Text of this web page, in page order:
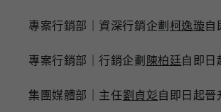
專案行銷部｜資深行銷企劃 柯逸璇自
專案行銷部｜行銷企劃 陳柏廷自即日
集團媒體部｜主任劉貞彣自即日起晉